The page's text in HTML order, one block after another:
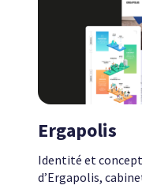
Ergapolis
Identité et
d’Ergapolis,